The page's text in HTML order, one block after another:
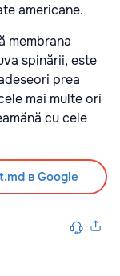
americane.
membrana
spinării, este
prea
mai multe ori
cu cele
в Google